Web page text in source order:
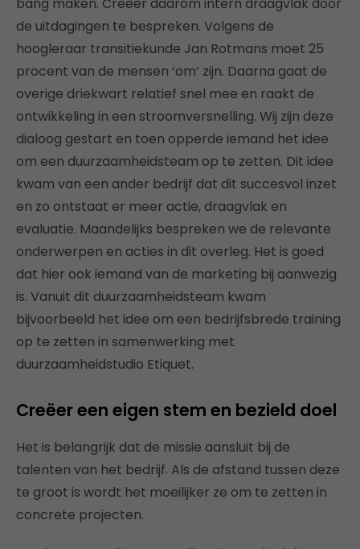
de uitdagingen te bespreken. Volgens de
hoogleraar transitiekunde Jan Rotmans moet 25
procent van de mensen ‘om’ zijn. Daarna gaat de
overige driekwart relatief snel mee en raakt de
ontwikkeling in een stroomversnelling. Wij zijn deze
dialoog gestart en toen opperde iemand het idee
om een duurzaamheidsteam op te zetten. Dit idee
kwam van een ander bedrijf dat dit succesvol inzet
en zo ontstaat er meer actie, draagvlak en
evaluatie. Maandelijks bespreken we de relevante
onderwerpen en acties in dit overleg. Het is goed
dat hier ook iemand van de marketing bij aanwezig
is. Vanuit dit duurzaamheidsteam kwam
bijvoorbeeld het idee om een bedrijfsbrede training
op te zetten in samenwerking met
duurzaamheidstudio Etiquet.
Creëer een eigen stem en bezield doel
Het is belangrijk dat de missie aansluit bij de
talenten van het bedrijf. Als de afstand tussen deze
te groot is wordt het moeilijker ze om te zetten in
concrete projecten.